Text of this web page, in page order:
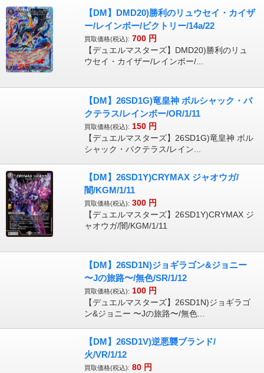
【DM】DMD20)勝利のリュウセイ・カイザ
ー/レインボー/ビクトリー/14a/22
買取価格(税込): 700 円
【デュエルマスターズ】DMD20)勝利のリュ
ウセイ・カイザー/レインボー/...
【DM】26SD1G)竜皇神 ボルシャック・バ
クテラス/レインボー/OR/1/11
買取価格(税込): 150 円
【デュエルマスターズ】26SD1G)竜皇神 ボル
シャック・バクテラス/レイン...
【DM】26SD1Y)CRYMAX ジャオウガ/
闇/KGM/1/11
買取価格(税込): 300 円
【デュエルマスターズ】26SD1Y)CRYMAX ジ
ャオウガ/闇/KGM/1/11
【DM】26SD1N)ジョギラゴン&ジョニー
〜Jの旅路〜/無色/SR/1/12
買取価格(税込): 100 円
【デュエルマスターズ】26SD1N)ジョギラゴ
ン&ジョニー 〜Jの旅路〜/無色...
【DM】26SD1V)逆悪襲ブランド/
火/VR/1/12
買取価格(税込): 80 円